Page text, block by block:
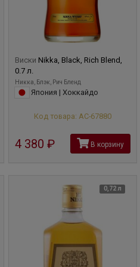
Виски Nikka, Black, Rich Blend,
0.7 л.
Никка, Блэк, Рич Бленд
Япония | Хоккайдо
Код товара: АС-67880
4 380 руб В корзину
0,72 л